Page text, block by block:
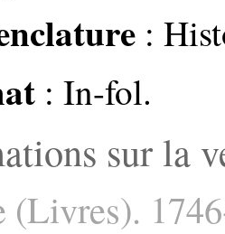
:
: In-fol.
sur la
(Livres).